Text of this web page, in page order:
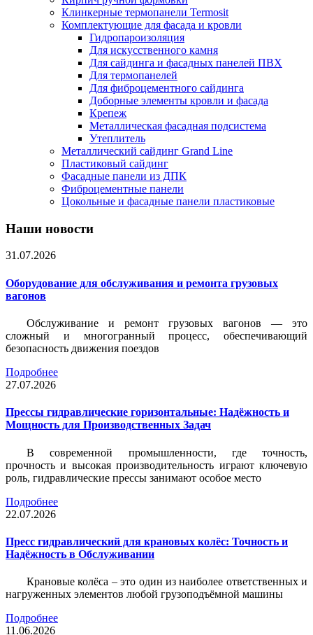
Клинкерные термопанели Termosit
Комплектующие для фасада и кровли
Гидропароизоляция
Для искусственного камня
Для сайдинга и фасадных панелей ПВХ
Для термопанелей
Для фиброцементного сайдинга
Доборные элементы кровли и фасада
Крепеж
Металлическая фасадная подсистема
Утеплитель
Металлический сайдинг Grand Line
Пластиковый сайдинг
Фасадные панели из ДПК
Фиброцементные панели
Цокольные и фасадные панели пластиковые
Наши новости
31.07.2026
Оборудование для обслуживания и ремонта грузовых
вагонов
Обслуживание и ремонт грузовых вагонов — это
сложный и многогранный процесс, обеспечивающий
безопасность движения поездов
Подробнее
27.07.2026
Прессы гидравлические горизонтальные: Надёжность и
Мощность для Производственных Задач
В современной промышленности, где точность,
прочность и высокая производительность играют ключевую
роль, гидравлические прессы занимают особое место
Подробнее
22.07.2026
Пресс гидравлический для крановых колёс: Точность и
Надёжность в Обслуживании
Крановые колёса – это один из наиболее ответственных и
нагруженных элементов любой грузоподъёмной машины
Подробнее
11.06.2026